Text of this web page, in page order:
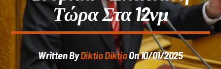
Current Track
Τώρα Στα 12νμ
Written ByDiktio DiktioOn 10/01/2025